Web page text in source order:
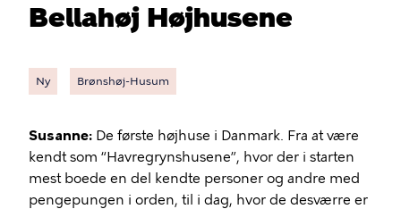
Bellahøj Højhusene
Ny Brønshøj-Husum
Susanne: De første højhuse i Danmark. Fra at være
kendt som “Havregrynshusene”, hvor der i starten
mest boede en del kendte personer og andre med
pengepungen i orden, til i dag, hvor de desværre er